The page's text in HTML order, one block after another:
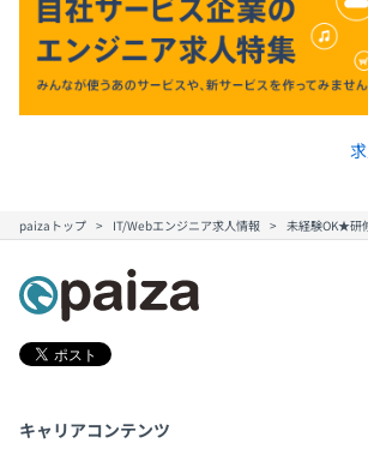
無期雇用
paizaトップ IT/Webエンジニア求人情報 未経験OK★研
キャリアコンテンツ